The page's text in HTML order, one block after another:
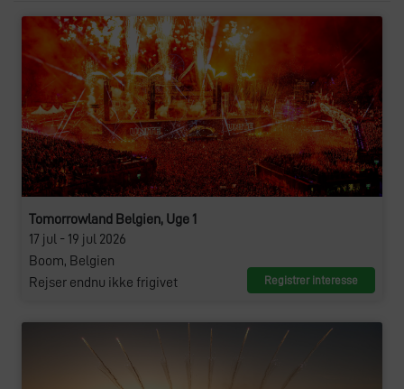
Tomorrowland Belgien, Uge 1
17 jul - 19 jul 2026
Boom, Belgien
Rejser endnu ikke frigivet
Registrer interesse